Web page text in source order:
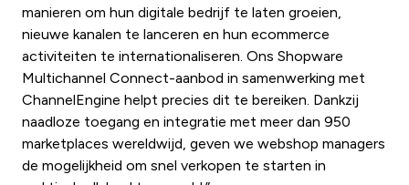
manieren om hun digitale bedrijf te laten groeien,
nieuwe kanalen te lanceren en hun ecommerce
activiteiten te internationaliseren. Ons Shopware
Multichannel Connect-aanbod in samenwerking met
ChannelEngine helpt precies dit te bereiken. Dankzij
naadloze toegang en integratie met meer dan 950
marketplaces wereldwijd, geven we webshop managers
de mogelijkheid om snel verkopen te starten in